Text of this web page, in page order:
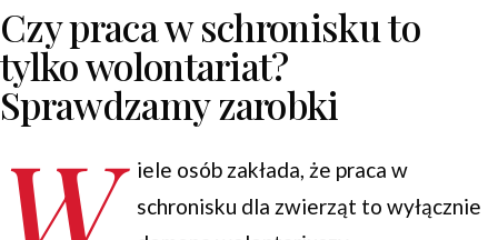
Czy praca w schronisku to
tylko wolontariat?
Sprawdzamy zarobki
W
iele osób zakłada, że praca w
schronisku dla zwierząt to wyłącznie